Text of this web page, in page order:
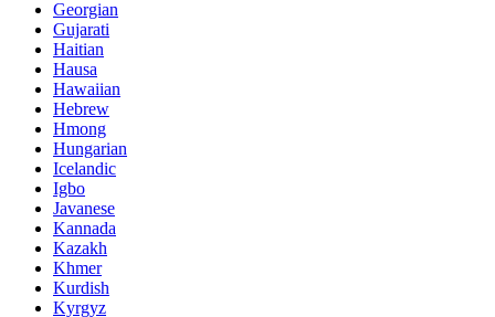
Georgian
Gujarati
Haitian
Hausa
Hawaiian
Hebrew
Hmong
Hungarian
Icelandic
Igbo
Javanese
Kannada
Kazakh
Khmer
Kurdish
Kyrgyz